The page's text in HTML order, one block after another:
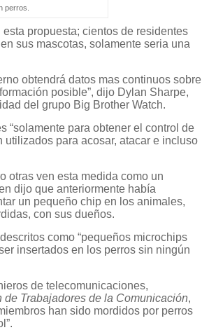
perros.
propuesta; cientos de residentes
sus mascotas, solamente seria una
obtendrá datos mas continuos sobre
posible”, dijo Dylan Sharpe,
del grupo Big Brother Watch.
“solamente para obtener el control de
utilizados para acosar, atacar e incluso
otras ven esta medida como un
dijo que anteriormente había
un pequeño chip en los animales,
con sus dueños.
como “pequeños microchips
insertados en los perros sin ningún
de telecomunicaciones,
de Trabajadores de la Comunicación,
han sido mordidos por perros